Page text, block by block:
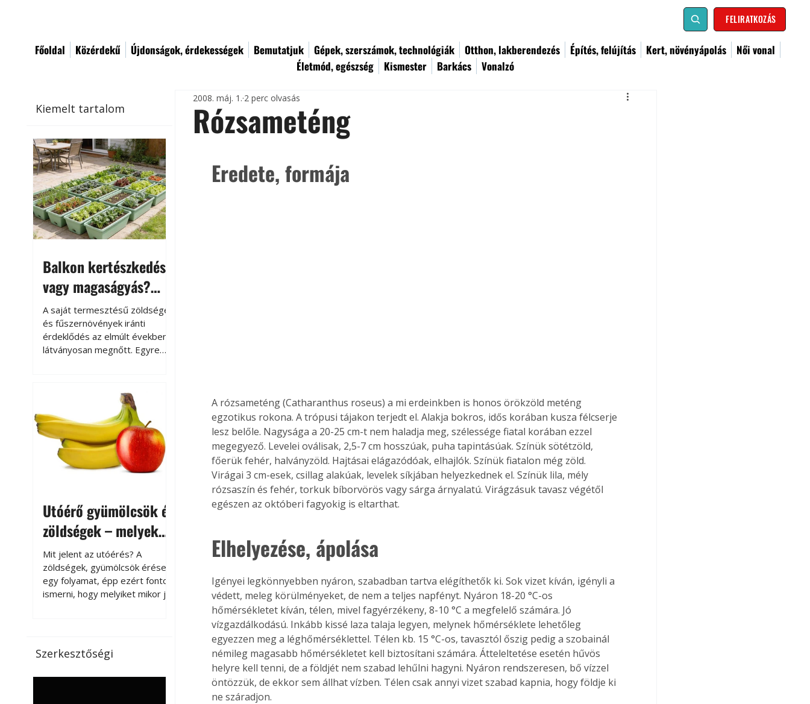
FELIRATKOZÁS
Főoldal Közérdekű Újdonságok, érdekességek Bemutatjuk Gépek, szerszámok, technológiák Otthon, lakberendezés Építés, felújítás Kert, növényápolás
Női vonal
Életmód, egészség
Kismester Barkács Vonalzó
Kiemelt tartalom
Balkon kertészkedés
vagy magaságyás?
Helytakarékos
kertészkedés
A saját termesztésű zöldségek
és fűszernövények iránti
érdeklődés az elmúlt években
látványosan megnőtt. Egyre
kertészkedés sokak számára
kikapcsolódást és feltöltődést
is jelent.
Utóérő gyümölcsök és
zöldségek – melyek
érnek tovább leszedés
után?
Mit jelent az utóérés? A
zöldségek, gyümölcsök érése
egy folyamat, épp ezért fontos
ismerni, hogy melyiket mikor jó
paradicsomot sokszor
gazdasági érettségben, azaz
Szerkesztőségi
Rózsameténg
2008. máj. 1. 2 perc olvasás
Eredete, formája
A rózsameténg (Catharanthus roseus) a mi erdeinkben is honos örökzöld meténg
egzotikus rokona. A trópusi tájakon terjedt el. Alakja bokros, idős korában kusza félcserje
lesz belőle. Nagysága a 20-25 cm-t nem haladja meg, szélessége fiatal korában ezzel
megegyező. Levelei oválisak, 2,5-7 cm hosszúak, puha tapintásúak. Színük sötétzöld,
főerük fehér, halványzöld. Hajtásai elágazódóak, elhajlók. Színük fiatalon még zöld.
Virágai 3 cm-esek, csillag alakúak, levelek síkjában helyezkednek el. Színük lila, mély
rózsaszín és fehér, torkuk bíborvörös vagy sárga árnyalatú. Virágzásuk tavasz végétől
egészen az októberi fagyokig is eltarthat.
Elhelyezése, ápolása
Igényei legkönnyebben nyáron, szabadban tartva elégíthetők ki. Sok vizet kíván, igényli a
védett, meleg körülményeket, de nem a teljes napfényt. Nyáron 18-20 °C-os
hőmérsékletet kíván, télen, mivel fagyérzékeny, 8-10 °C a megfelelő számára. Jó
vízgazdálkodású. Inkább kissé laza talaja legyen, melynek hőmérséklete lehetőleg
egyezzen meg a léghőmérséklettel. Télen kb. 15 °C-os, tavasztól őszig pedig a szobainál
némileg magasabb hőmérsékletet kell biztosítani számára. Átteleltetése esetén hűvös
helyre kell tenni, de a földjét nem szabad lehűlni hagyni. Nyáron rendszeresen, bő vízzel
öntözzük, de ekkor sem állhat vízben. Télen csak annyi vizet szabad kapnia, hogy földje ki
ne száradjon.